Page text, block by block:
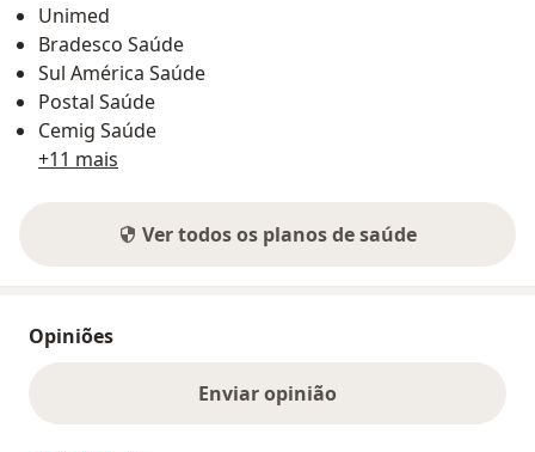
Unimed
Bradesco Saúde
Sul América Saúde
Postal Saúde
Cemig Saúde
+11 mais
Ver todos os planos de saúde
Opiniões
Enviar opinião